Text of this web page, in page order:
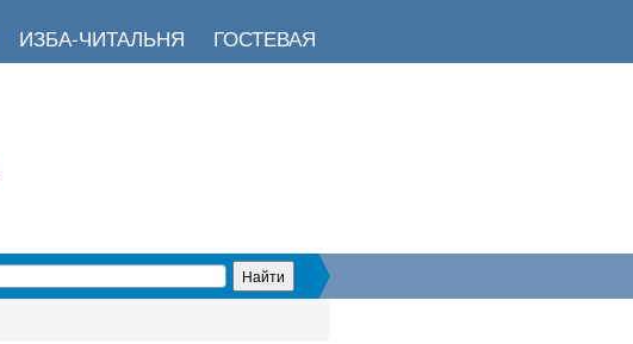
ИЗБА-ЧИТАЛЬНЯ ГОСТЕВАЯ